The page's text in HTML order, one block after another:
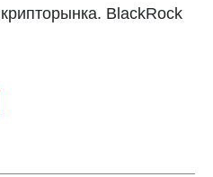
BlackRock